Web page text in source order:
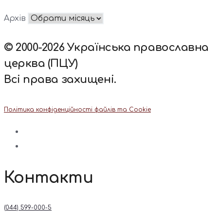
Архів
© 2000-2026 Українська православна
церква (ПЦУ)
Всі права захищені.
Політика конфіденційності файлів та Cookie
Контакти
(044) 599-000-5